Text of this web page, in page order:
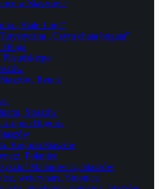
w Staszowie
„Białe Ługi”
„Czym chata bogata”
Rynek
Staszów
opon Bogoria
Bogoria Staszów
Połaniec
Malanowicz, Staszów
weterynarz, Stopnica